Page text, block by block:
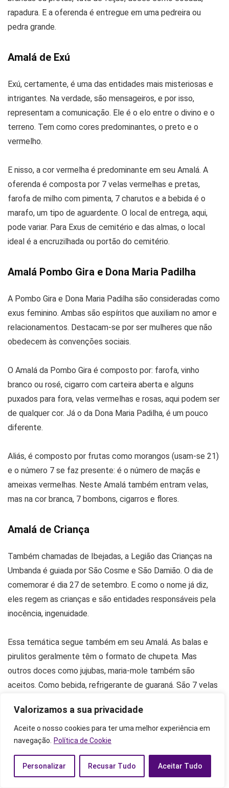
Valorizamos a sua privacidade
Aceite o nosso cookies para ter uma melhor experiência em
navegação.
Política de Cookie
Personalizar Recusar Tudo Aceitar Tudo
rapadura. E a oferenda é entregue em uma pedreira ou
pedra grande.
Amalá de Exú
Exú, certamente, é uma das entidades mais misteriosas e
intrigantes. Na verdade, são mensageiros, e por isso,
representam a comunicação. Ele é o elo entre o divino e o
terreno. Tem como cores predominantes, o preto e o
vermelho.
E nisso, a cor vermelha é predominante em seu Amalá. A
oferenda é composta por 7 velas vermelhas e pretas,
farofa de milho com pimenta, 7 charutos e a bebida é o
marafo, um tipo de aguardente. O local de entrega, aqui,
pode variar. Para Exus de cemitério e das almas, o local
ideal é a encruzilhada ou portão do cemitério.
Amalá Pombo Gira e Dona Maria Padilha
A Pombo Gira e Dona Maria Padilha são consideradas como
exus feminino. Ambas são espíritos que auxiliam no amor e
relacionamentos. Destacam-se por ser mulheres que não
obedecem às convenções sociais.
O Amalá da Pombo Gira é composto por: farofa, vinho
branco ou rosé, cigarro com carteira aberta e alguns
puxados para fora, velas vermelhas e rosas, aqui podem ser
de qualquer cor. Já o da Dona Maria Padilha, é um pouco
diferente.
Aliás, é composto por frutas como morangos (usam-se 21)
e o número 7 se faz presente: é o número de maçãs e
ameixas vermelhas. Neste Amalá também entram velas,
mas na cor branca, 7 bombons, cigarros e flores.
Amalá de Criança
Também chamadas de Ibejadas, a Legião das Crianças na
Umbanda é guiada por São Cosme e São Damião. O dia de
comemorar é dia 27 de setembro. E como o nome já diz,
eles regem as crianças e são entidades responsáveis pela
inocência, ingenuidade.
Essa temática segue também em seu Amalá. As balas e
pirulitos geralmente têm o formato de chupeta. Mas
outros doces como jujubas, maria-mole também são
aceitos. Como bebida, refrigerante de guaraná. São 7 velas
entrega da oferenda é um jardim bastante florido ou até
mesmo um campo. O importante é que tenha flores.
Amalá de Boiadeiro